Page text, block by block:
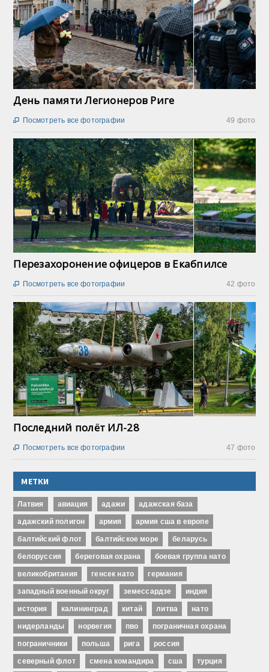
День памяти Легионеров Риге
49 фото
 Посмотреть все фотографии
Перезахоронение офицеров в Екабпилсе
42 фото
 Посмотреть все фотографии
Последний полёт ИЛ-28
47 фото
 Посмотреть все фотографии
МЕТКИ
Латвия авиация адажи адажская база
адажский полигон армия армия сша в европе
балтийский флот балтийское море беларусь
белоруссия береговая охрана боевая группа нато
великобритания генсек нато германия
западный военный округ земессардзе индия
история калининград китай литва нато
нидерланды норвегия пво пограничная охрана
пограничники польша рига россия
северный флот смена командира сша турция